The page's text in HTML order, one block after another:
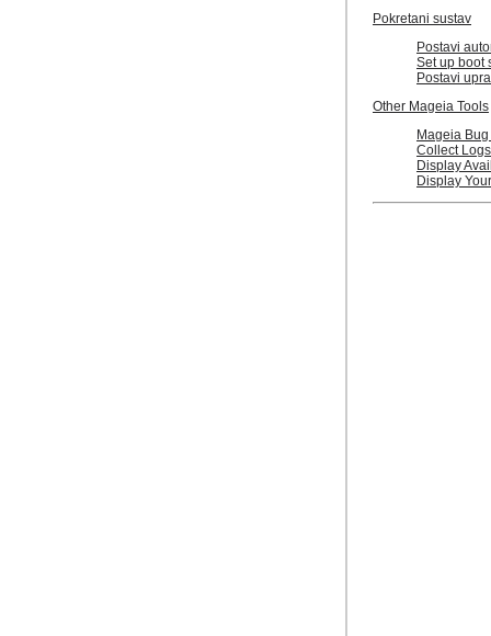
Pokretani sustav
Postavi
Set up boot
Postavi
Other Mageia Tools
Mageia
Collect
Display
Display